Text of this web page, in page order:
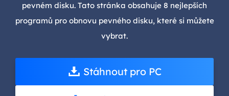
pevném disku. Tato stránka obsahuje 8 nejlepších
programů pro obnovu pevného disku, které si můžete
vybrat.
Stáhnout pro PC